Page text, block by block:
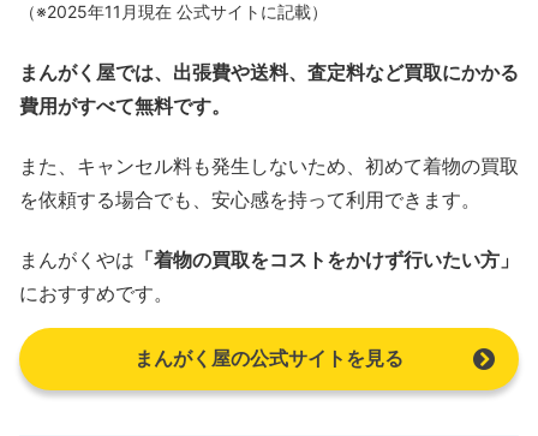
（※2025年11月現在 公式サイトに記載）
まんがく屋では、出張費や送料、査定料など買取にかかる
費用がすべて無料です。
また、キャンセル料も発生しないため、初めて着物の買取
を依頼する場合でも、安心感を持って利用できます。
まんがくやは 「着物の買取をコストをかけず行いたい方」
におすすめです。
まんがく屋の公式サイトを見る